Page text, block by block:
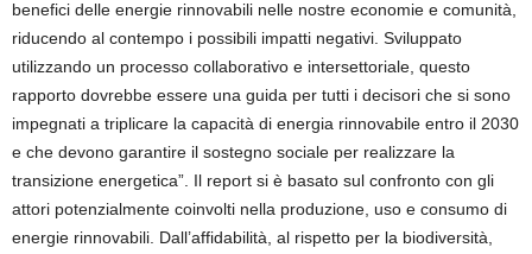
benefici delle energie rinnovabili nelle nostre economie e comunità,
riducendo al contempo i possibili impatti negativi. Sviluppato
utilizzando un processo collaborativo e intersettoriale, questo
rapporto dovrebbe essere una guida per tutti i decisori che si sono
impegnati a triplicare la capacità di energia rinnovabile entro il 2030
e che devono garantire il sostegno sociale per realizzare la
transizione energetica”. Il report si è basato sul confronto con gli
attori potenzialmente coinvolti nella produzione, uso e consumo di
energie rinnovabili. Dall’affidabilità, al rispetto per la biodiversità,